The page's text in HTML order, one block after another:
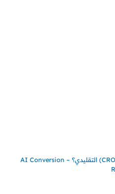
لماذا يفشل تحسين معدل التحويل (CRO) التقليدي؟ – AI Conversion